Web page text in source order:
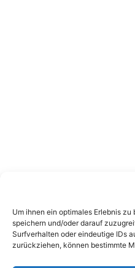
Um ihnen ein optimales Erlebnis
speichern und/oder darauf
Surfverhalten oder eindeutige IDs
zurückziehen, können bestimmte